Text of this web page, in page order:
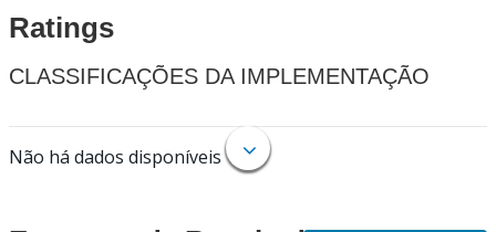
Ratings
CLASSIFICAÇÕES DA IMPLEMENTAÇÃO
Não há dados disponíveis